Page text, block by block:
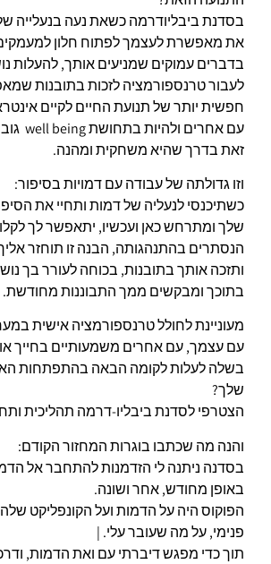
בסדנת ביבליודרמה כשאת נעה בנעלייה
את מאפשרת לעצמךלפתוח חלון
בדברים עמוקים שמניעים אותך,להעלות
לעבור טרנספורמציהלזכות בתובנות
חפשית יותר של תנועת החייםלקיים
עם אחרים ולהיות בתחושת well being גוברת והולכת
זאת בדרך שהיא משחקית ומהנה.
וזו גדולתה של עבודה עם דמויות בסיפור:
כשתיכנסי לנעליה של דמות ותחיי את
שלך ומתרחש כאן ועכשיו, יתאפשר לך
הנסתרים בהתנהגותה, הבנה זו תוחזר
ותזכה אותך בתובנות, בכוחה לעורר בך
בתוכך ומבקשים ממך התבוננות מחודשת.
מעוניינת לחולל טרנספורמציה אישית
עם עצמך, עם אחרים משמעותיים בחייך
בשלה לעלות לקומה הבאה בהתפתחות
שלך?
הצטרפי לסדנת ביבליו-דרמה תהליכית
והנה מה שכתבו בוגרות המחזור הקודם:
בסדנה ניתנה לי הזדמנות להתחבר אל
באופן מחודש, אחר ושונה.
הפוקוס היה על הדמות ועל הקונפליקט
פנימי, על מה שעובר עלי. |
תוך כדי מפגש דיברתי עם ואת הדמות,